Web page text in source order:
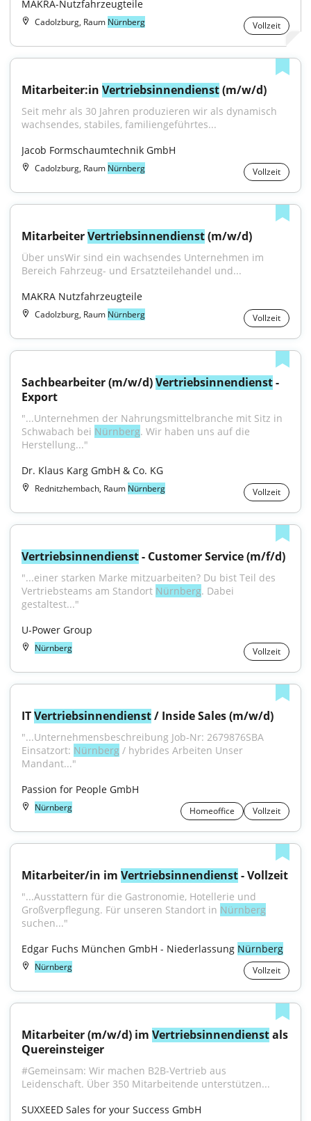
MAKRA-Nutzfahrzeugteile
Cadolzburg, Raum Nürnberg Vollzeit
Mitarbeiter:in Vertriebsinnendienst (m/w/d)
Seit mehr als 30 Jahren produzieren wir als dynamisch
wachsendes, stabiles, familiengeführtes...
Jacob Formschaumtechnik GmbH
Cadolzburg, Raum Nürnberg Vollzeit
Mitarbeiter Vertriebsinnendienst (m/w/d)
Über unsWir sind ein wachsendes Unternehmen im
Bereich Fahrzeug- und Ersatzteilehandel und...
MAKRA Nutzfahrzeugteile
Cadolzburg, Raum Nürnberg Vollzeit
Sachbearbeiter (m/w/d) Vertriebsinnendienst -
Export
"...Unternehmen der Nahrungsmittelbranche mit Sitz in
Schwabach bei Nürnberg. Wir haben uns auf die
Herstellung..."
Dr. Klaus Karg GmbH & Co. KG
Rednitzhembach, Raum Nürnberg Vollzeit
Vertriebsinnendienst - Customer Service (m/f/d)
"...einer starken Marke mitzuarbeiten? Du bist Teil des
Vertriebsteams am Standort Nürnberg. Dabei
gestaltest..."
U-Power Group
Nürnberg Vollzeit
IT Vertriebsinnendienst / Inside Sales (m/w/d)
"...Unternehmensbeschreibung Job-Nr: 2679876SBA
Einsatzort: Nürnberg / hybrides Arbeiten Unser
Mandant..."
Passion for People GmbH
Nürnberg Homeoffice Vollzeit
Mitarbeiter/in im Vertriebsinnendienst - Vollzeit
"...Ausstattern für die Gastronomie, Hotellerie und
Großverpflegung. Für unseren Standort in Nürnberg
suchen..."
Edgar Fuchs München GmbH - Niederlassung Nürnberg
Nürnberg Vollzeit
Mitarbeiter (m/w/d) im Vertriebsinnendienst als
Quereinsteiger
#Gemeinsam: Wir machen B2B-Vertrieb aus
Leidenschaft. Über 350 Mitarbeitende unterstützen...
SUXXEED Sales for your Success GmbH